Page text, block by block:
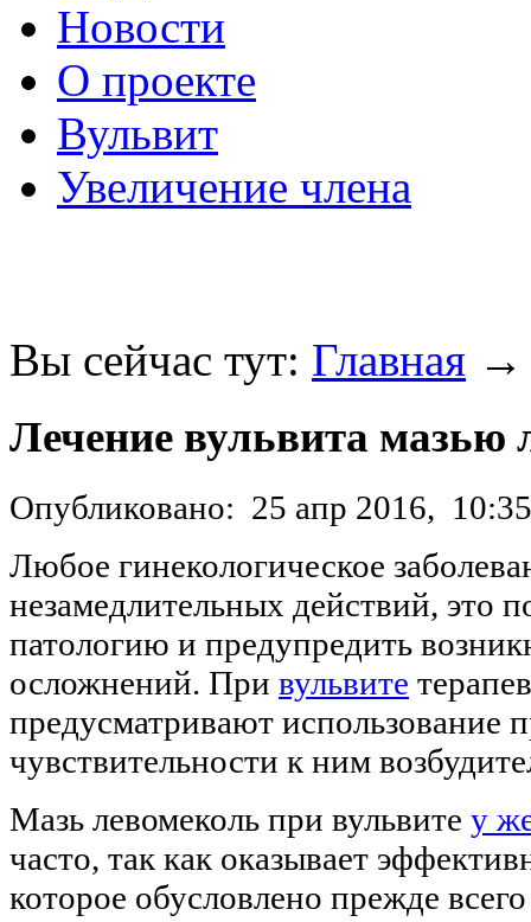
Новости
О проекте
Вульвит
Увеличение члена
Вы сейчас тут: Главная
Лечение вульвита мазью
Опубликовано: 25 апр 2016, 10:35
Любое гинекологическое
незамедлительных действий, это
патологию и предупредить
осложнений. При вульвите
предусматривают использование
чувствительности к ним
Мазь левомеколь при вульвите у
часто, так как оказывает
которое обусловлено прежде